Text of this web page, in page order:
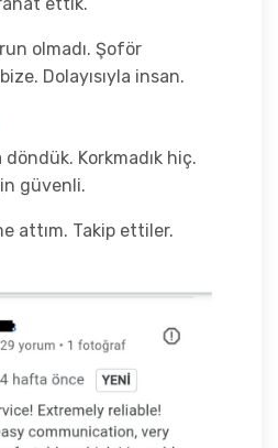
ettik.
olmadı. Şoför
Dolayısıyla insan.
döndük. Korkmadık hiç.
güvenli.
attım. Takip ettiler.